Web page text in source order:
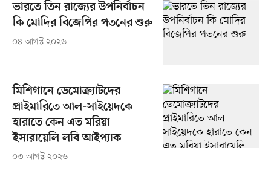
ভারতে তিন রাজ্যের উপনির্বাচন
কি মোদির বিজেপির পতনের শুরু
০৪ আগস্ট ২০২৬
মিশিগানে ডেমোক্র্যাটদের
প্রাইমারিতে আল-সাইয়েদকে
হারাতে কেন এত মরিয়া
ইসারায়েলি লবি আইপ্যাক
০৩ আগস্ট ২০২৬